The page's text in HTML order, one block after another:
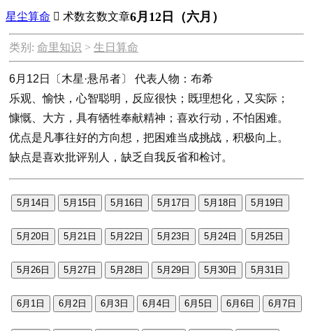
星尘算命  术数玄数文章6月12日（六月）
类别: 命里知识 > 生日算命
6月12日〔木星·悬吊者〕 代表人物：布希
乐观、愉快，心智聪明，反应很快；既理想化，又实际；
慷慨、大方，具有牺牲奉献精神；喜欢行动，不怕困难。
优点是凡事往好的方向想，把困难当成挑战，积极向上。
缺点是喜欢批评别人，缺乏自我反省和检讨。
5月14日 5月15日 5月16日 5月17日 5月18日 5月19日
5月20日 5月21日 5月22日 5月23日 5月24日 5月25日
5月26日 5月27日 5月28日 5月29日 5月30日 5月31日
6月1日 6月2日 6月3日 6月4日 6月5日 6月6日 6月7日